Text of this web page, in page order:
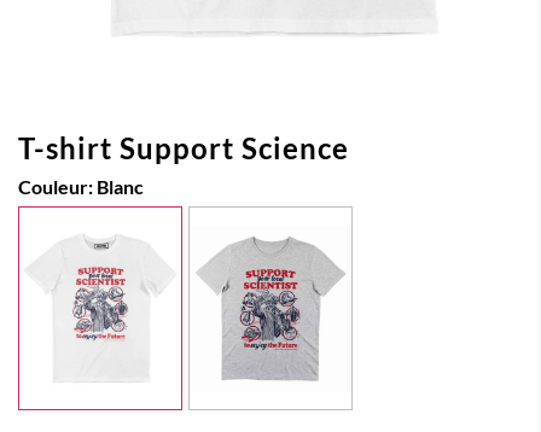
T-shirt Support Science
Couleur: Blanc